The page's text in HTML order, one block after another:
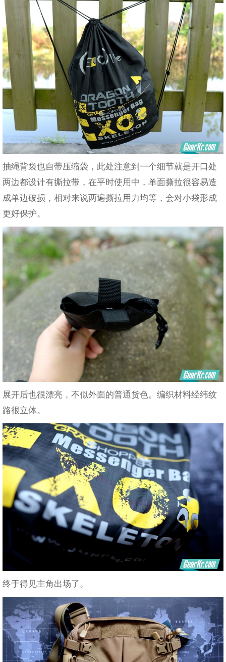
抽绳背袋也自带压缩袋，此处注意到一个细节就是开口处
两边都设计有撕拉带，在平时使用中，单面撕拉很容易造
成单边破损，相对来说两遍撕拉用力均等，会对小袋形成
更好保护。
展开后也很漂亮，不似外面的普通货色。编织材料经纬纹
路很立体。
终于得见主角出场了。